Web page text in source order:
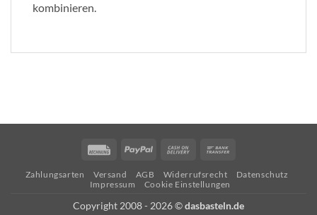
kombinieren.
RechungPayPal
Cash
Delivery
Zahlungsarten Versand AGB Widerrufsrecht
Datenschutz
Impressum
Cookie Einstellungen
Copyright 2008 - 2026 ©dasbasteln.de